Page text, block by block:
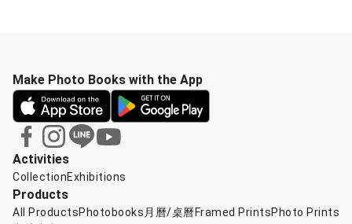
Activities
CollectionExhibitions
Products
All ProductsPhotobooks 月曆/桌曆Framed PrintsPhoto Prints
Make Photo Books with the App